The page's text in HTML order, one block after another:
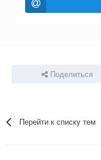
Поделиться
Перейти к списку тем